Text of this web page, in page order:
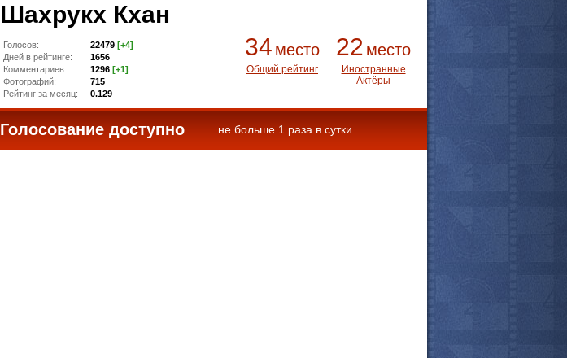
Шахрукх Кхан
34 место
Общий рейтинг
22 место
Иностранные
Актёры
Голосов: 22479 [+4]
Дней в рейтинге:
1656
Комментариев:
1296 [+1]
Фотографий:
715
Рейтинг за месяц:
0.129
Голосование доступно не больше 1 раза в сутки